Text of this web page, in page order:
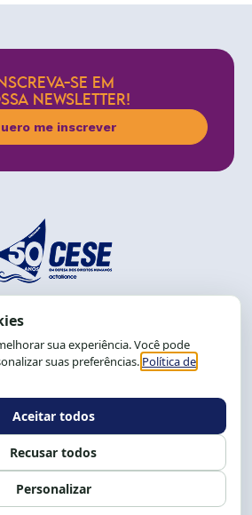
INSCREVA-SE EM
NEWSLETTER!
me inscrever
R. da Graça, 150. Graça
CEP: 40.150-055
Salvador-BA, Brasil.
Cel.: (71) 9 9239-2104 ou 2105
8h às 12h e 13 às 17h.
redes Fale conosco